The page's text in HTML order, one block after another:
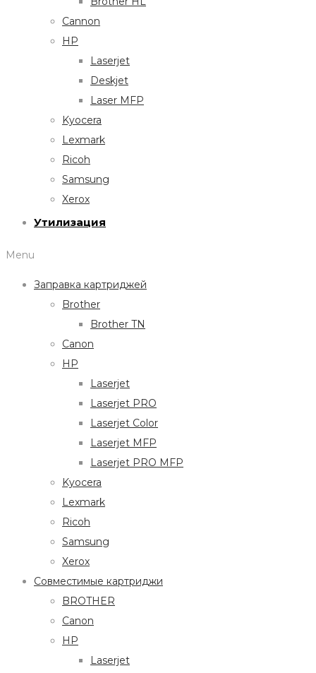
Cannon
HP
Laserjet
Deskjet
Laser MFP
Kyocera
Lexmark
Ricoh
Samsung
Xerox
Утилизация
Menu
Заправка картриджей
Brother
Brother TN
Canon
HP
Laserjet
Laserjet PRO
Laserjet Color
Laserjet MFP
Laserjet PRO MFP
Kyocera
Lexmark
Ricoh
Samsung
Xerox
Совместимые картриджи
BROTHER
Canon
HP
Laserjet